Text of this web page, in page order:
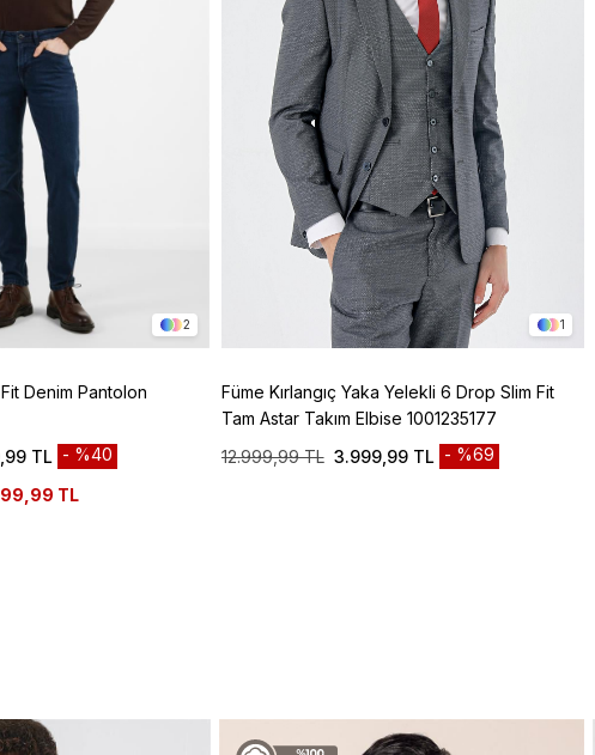
2
Denim Pantolon
TL
%40
TL
1
Füme Kırlangıç Yaka Yelekli 6 Drop Slim Fit
Tam Astar Takım Elbise 1001235177
12.999,99 TL 3.999,99 TL %69